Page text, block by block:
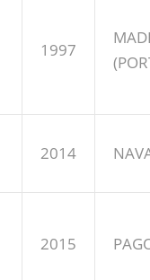
1997
2014
2015